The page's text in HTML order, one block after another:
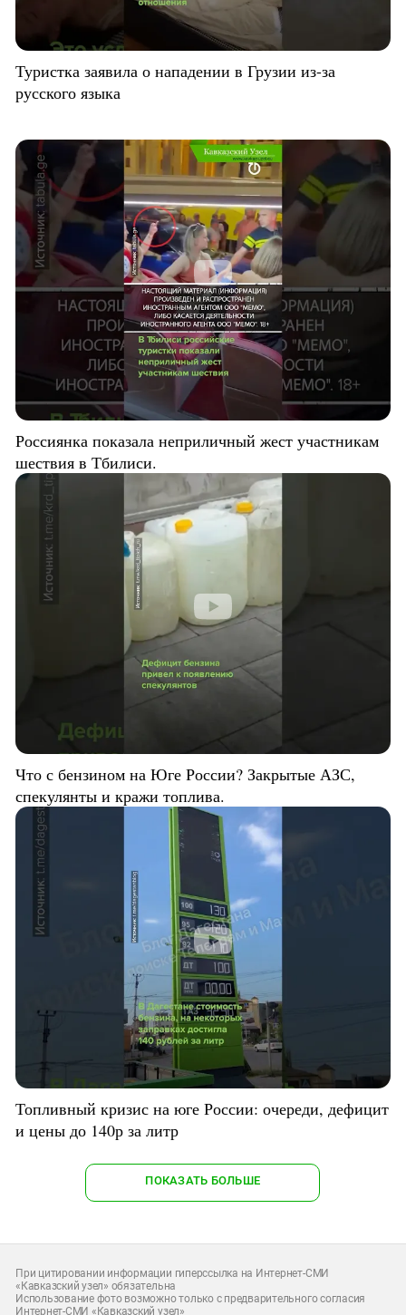
Туристка заявила о нападении в Грузии из-за
русского языка
Россиянка показала неприличный жест участникам
шествия в Тбилиси.
Что с бензином на Юге России? Закрытые АЗС,
спекулянты и кражи топлива.
Топливный кризис на юге России: очереди, дефицит
и цены до 140р за литр
ПОКАЗАТЬ БОЛЬШЕ
При цитировании информации гиперссылка на Интернет-СМИ
«Кавказский узел» обязательна
Использование фото возможно только с предварительного согласия
Интернет-СМИ «Кавказский узел»